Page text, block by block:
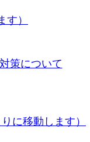
）
策について
に移動します）